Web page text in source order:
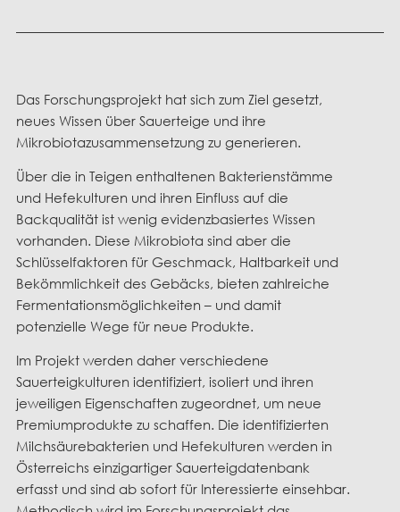
Das Forschungsprojekt hat sich zum Ziel gesetzt,
neues Wissen über Sauerteige und ihre
Mikrobiotazusammensetzung zu generieren.
Über die in Teigen enthaltenen Bakterienstämme
und Hefekulturen und ihren Einfluss auf die
Backqualität ist wenig evidenzbasiertes Wissen
vorhanden. Diese Mikrobiota sind aber die
Schlüsselfaktoren für Geschmack, Haltbarkeit und
Bekömmlichkeit des Gebäcks, bieten zahlreiche
Fermentationsmöglichkeiten – und damit
potenzielle Wege für neue Produkte.
Im Projekt werden daher verschiedene
Sauerteigkulturen identifiziert, isoliert und ihren
jeweiligen Eigenschaften zugeordnet, um neue
Premiumprodukte zu schaffen. Die identifizierten
Milchsäurebakterien und Hefekulturen werden in
Österreichs einzigartiger Sauerteigdatenbank
erfasst und sind ab sofort für Interessierte einsehbar.